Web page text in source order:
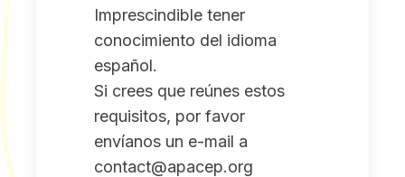
Imprescindible tener
conocimiento del idioma
español.
Si crees que reúnes estos
requisitos, por favor
envíanos un e-mail a
contact@apacep.org